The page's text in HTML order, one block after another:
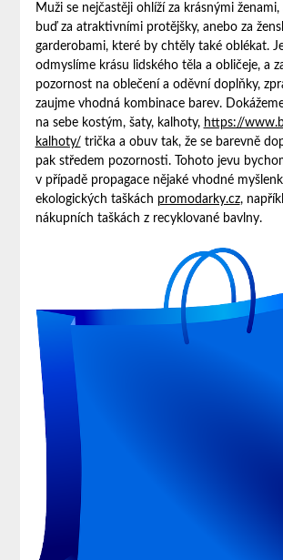
Muži se nejčastěji ohlíží za krásnými
buď za atraktivními protějšky, anebo za
garderobami, které by chtěly také oblékat.
odmyslíme krásu lidského těla a obličeje, a
pozornost na oblečení a oděvní doplňky,
zaujme vhodná kombinace barev.
na sebe kostým, šaty, kalhoty, https://
kalhoty/trička a obuv tak, že se barevně
pak středem pozornosti. Tohoto jevu
v případě propagace nějaké vhodné
ekologických taškách promodarky.cz,
nákupních taškách z recyklované bavlny.